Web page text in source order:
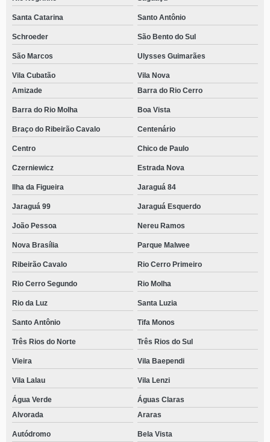
Santa Catarina Santo Antônio
Schroeder São Bento do Sul
São Marcos Ulysses Guimarães
Vila Cubatão
Vila Nova
Amizade
Barra do Rio Cerro
Barra do Rio Molha Boa Vista
Braço do Ribeirão Cavalo Centenário
Centro Chico de Paulo
Czerniewicz Estrada Nova
Ilha da Figueira Jaraguá 84
Jaraguá 99 Jaraguá Esquerdo
João Pessoa Nereu Ramos
Nova Brasília Parque Malwee
Ribeirão Cavalo Rio Cerro Primeiro
Rio Cerro Segundo Rio Molha
Rio da Luz Santa Luzia
Santo Antônio Tifa Monos
Três Rios do Norte Três Rios do Sul
Vieira Vila Baependi
Vila Lalau Vila Lenzi
Água Verde
Águas Claras
Alvorada
Araras
Autódromo Bela Vista